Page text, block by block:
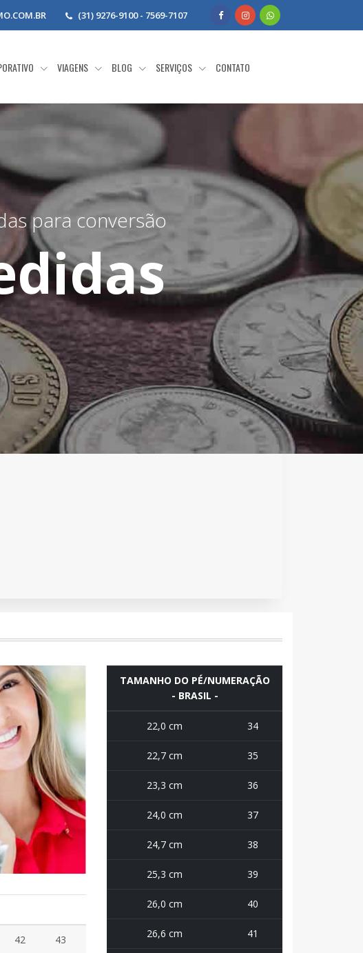
(31) 9276-9100 - 7569-7107
VIAGENS BLOG SERVIÇOS CONTATO
para conversão
42 43
TAMANHO DO PÉ/NUMERAÇÃO
- BRASIL -
22,0 cm 34
22,7 cm 35
23,3 cm 36
24,0 cm 37
24,7 cm 38
25,3 cm 39
26,0 cm 40
26,6 cm 41